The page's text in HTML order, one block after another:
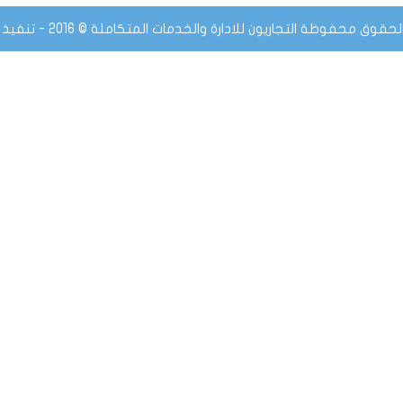
محفوظة التجاريون للادارة والخدمات المتكاملة © 2016 - تنفيذ